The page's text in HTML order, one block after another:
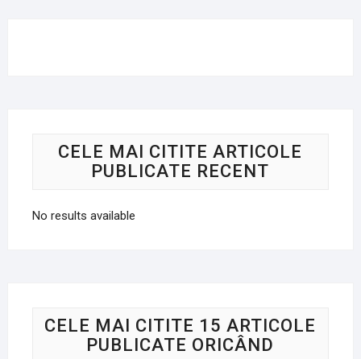
CELE MAI CITITE ARTICOLE
PUBLICATE RECENT
No results available
CELE MAI CITITE 15 ARTICOLE
PUBLICATE ORICÂND